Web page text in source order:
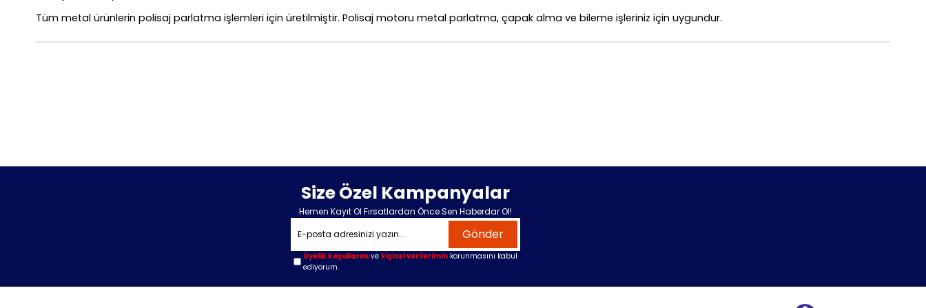
Tüm metal ürünlerin polisaj parlatma işlemleri için üretilmiştir. Polisaj motoru metal parlatma, çapak alma ve bileme işleriniz için uygundur.
Size Özel Kampanyalar
Hemen Kayıt Ol Fırsatlardan Önce Sen Haberdar Ol!
Gönder
Üyelik koşullarını ve kişisel verilerimin korunmasını kabul
ediyorum.